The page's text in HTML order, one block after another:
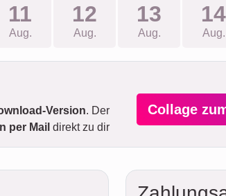
11
Aug.
12
Aug.
13
Aug.
14
Aug.
Version. Der
per Mail direkt zu dir
Collage